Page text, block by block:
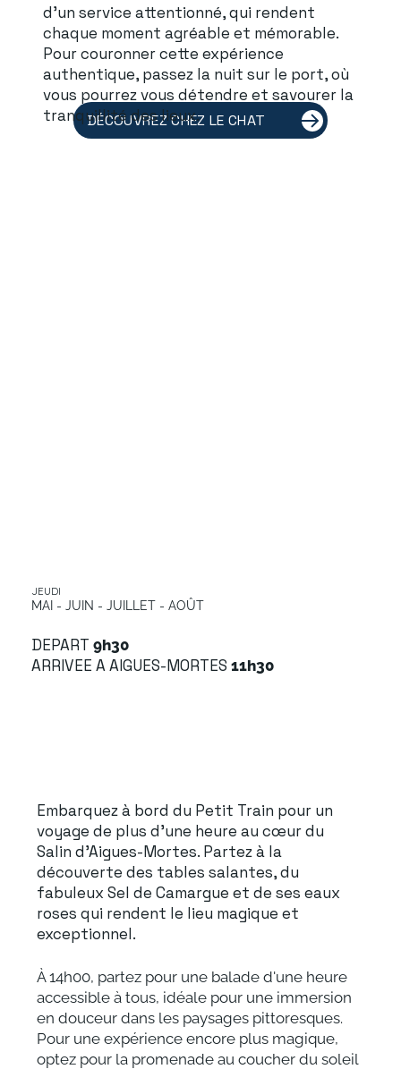
DÉCOUVREZ CHEZ LE CHAT
d'un service attentionné, qui rendent
chaque moment agréable et mémorable.
Pour couronner cette expérience
authentique, passez la nuit sur le port, où
vous pourrez vous détendre et savourer la
tranquillité des lieux.
DEPART9h30
ARRIVEE A AIGUES-MORTES11h30
JEUDI
MAI - JUIN - JUILLET - AOÛT
Embarquez à bord du Petit Train pour un
voyage de plus d’une heure au cœur du
Salin d’Aigues-Mortes. Partez à la
découverte des tables salantes, du
fabuleux Sel de Camargue et de ses eaux
roses qui rendent le lieu magique et
exceptionnel.
À 14h00, partez pour une balade d'une heure
accessible à tous, idéale pour une immersion
en douceur dans les paysages pittoresques.
Pour une expérience encore plus magique,
optez pour la promenade au coucher du soleil